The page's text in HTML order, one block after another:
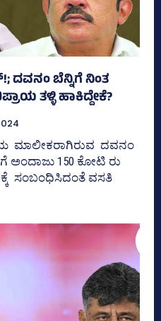
ಬೆನ್ನಿಗೆ ನಿಂತ
ತಳ್ಳಿ ಹಾಕಿದ್ದೇಕೆ?
ಮಾಲೀಕರಾಗಿರುವ ದವನಂ
ಅಂದಾಜು 150 ಕೋಟಿ ರು
ಸಂಬಂಧಿಸಿದಂತೆ ವಸತಿ